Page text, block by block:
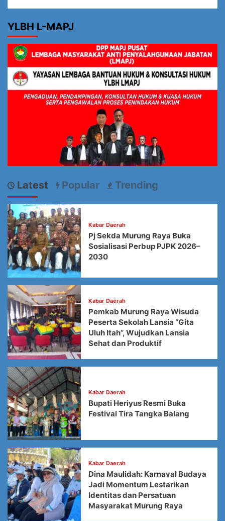
YLBH L-MAPJ
Latest Popular Trending
Kabar Daerah
Pj Sekda Murung Raya Buka
Sosialisasi Perbup PJPK 2026–
2030
Kabar Daerah
Pemkab Murung Raya Wisuda
Peserta Sekolah Lansia “Gita
Uluh Itah”, Wujudkan Lansia
Sehat dan Produktif
Kabar Daerah
Bupati Heriyus Resmi Buka
Festival Tira Tangka Balang
Kabar Daerah
Dina Maulidah: Karnaval Budaya
Jadi Momentum Lestarikan
Identitas dan Persatuan
Masyarakat Murung Raya